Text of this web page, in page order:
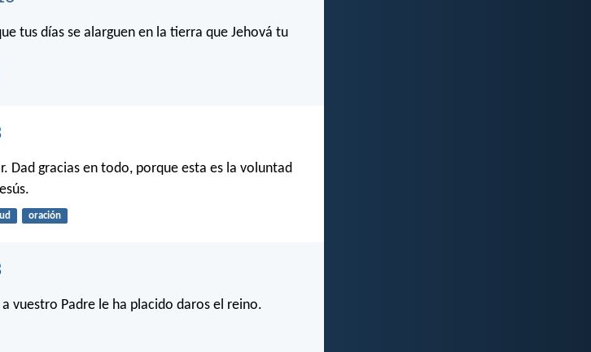
tus días se alarguen en la tierra que Jehová tu
Dad gracias en todo, porque esta es la voluntad
oración
vuestro Padre le ha placido daros el reino.